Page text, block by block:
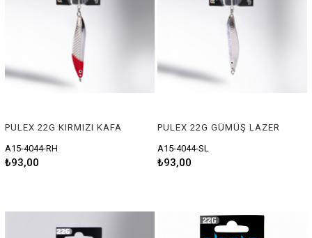
PULEX 22G KIRMIZI KAFA
A15-4044-RH
₺93,00
PULEX 22G GÜMÜŞ LAZER
A15-4044-SL
₺93,00